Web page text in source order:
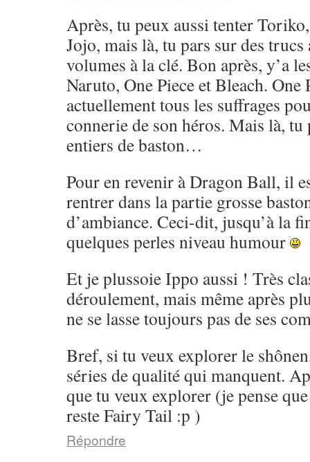
Après, tu peux aussi tenter
Jojo, mais là, tu pars sur des trucs
volumes à la clé. Bon après, y’a
Naruto, One Piece et Bleach. One
actuellement tous les suffrages
connerie de son héros. Mais là,
entiers de baston…
Pour en revenir à Dragon Ball, il
rentrer dans la partie grosse
d’ambiance. Ceci-dit, jusqu’à la
quelques perles niveau humour
Et je plussoie Ippo aussi ! Très
déroulement, mais même après
ne se lasse toujours pas de ses
Bref, si tu veux explorer le
séries de qualité qui manquent.
que tu veux explorer (je pense
reste Fairy Tail :p )
Répondre